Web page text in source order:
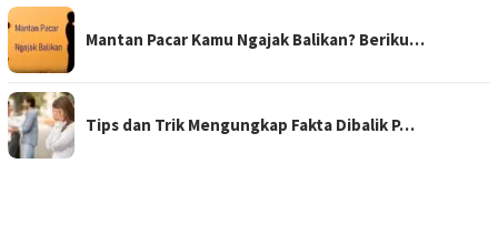
Mantan Pacar Kamu Ngajak Balikan? Beriku…
Tips dan Trik Mengungkap Fakta Dibalik P…